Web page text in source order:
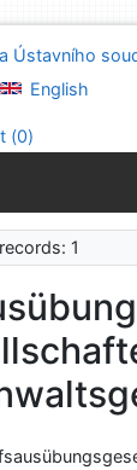
English
(0)
1